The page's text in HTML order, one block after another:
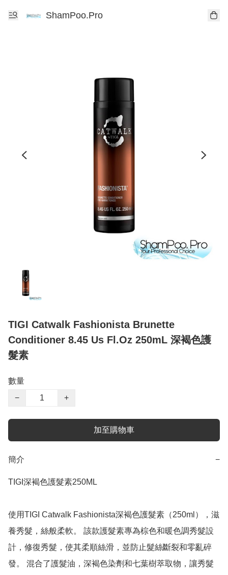
ShamPoo.Pro
TIGI Catwalk Fashionista Brunette
Conditioner 8.45 Us Fl.Oz 250mL 深褐色護
髮素
數量
−
+
加至購物車
簡介 −
TIGI深褐色護髮素250ML
使用TIGI Catwalk Fashionista深褐色護髮素（250ml），滋
養秀髮，絲般柔軟。 該款護髮素專為棕色和暖色調秀髮設
計，修復秀髮，使其柔順絲滑，並防止髮絲斷裂和零亂碎
發。 混合了護髮油，深褐色染劑和七葉樹萃取物，讓秀髮